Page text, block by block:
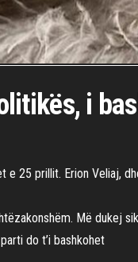
i
25 prillit. Erion Veliaj,
Më dukej
do t’i bashkohet